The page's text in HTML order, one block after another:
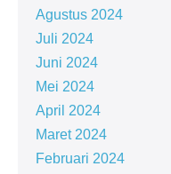
Agustus 2024
Juli 2024
Juni 2024
Mei 2024
April 2024
Maret 2024
Februari 2024